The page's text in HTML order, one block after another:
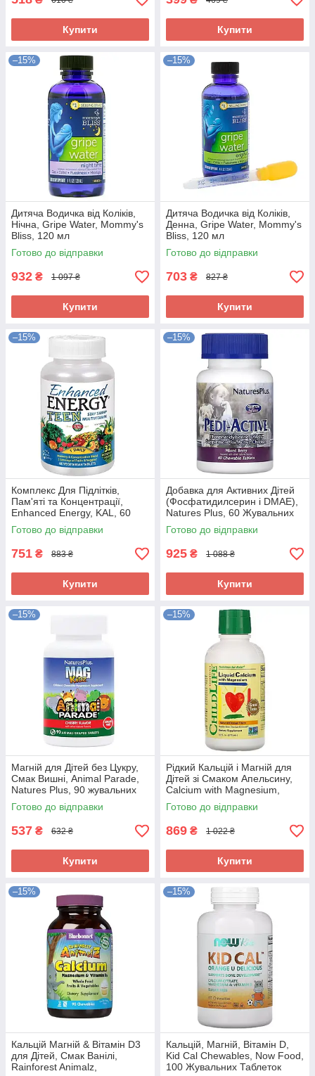
Купити Купити
–15%
Дитяча Водичка від Коліків,
Нічна, Gripe Water, Mommy's
Bliss, 120 мл
Готово до відправки
932 ₴ 1 097 ₴
Купити
–15%
Дитяча Водичка від Коліків,
Денна, Gripe Water, Mommy's
Bliss, 120 мл
Готово до відправки
703 ₴ 827 ₴
Купити
–15%
Комплекс Для Підлітків,
Пам'яті та Концентрації,
Enhanced Energy, KAL, 60
вегетаріанських Таблеток
Готово до відправки
751 ₴ 883 ₴
Купити
–15%
Добавка для Активних Дітей
(Фосфатидилсерин і DMAE),
Natures Plus, 60 Жувальних
Таблеток
Готово до відправки
925 ₴ 1 088 ₴
Купити
–15%
Магній для Дітей без Цукру,
Смак Вишні, Animal Parade,
Natures Plus, 90 жувальних
таблеток
Готово до відправки
537 ₴ 632 ₴
Купити
–15%
Рідкий Кальцій і Магній для
Дітей зі Смаком Апельсину,
Calcium with Magnesium,
ChildLife, 473 мл
Готово до відправки
869 ₴ 1 022 ₴
Купити
–15%
Кальцiй Магнiй & Вiтамiн D3
для Дітей, Смак Ванілі,
Rainforest Animalz,
–15%
Кальцій, Магній, Вітамін D,
Kid Cal Chewables, Now Food,
100 Жувальних Таблеток